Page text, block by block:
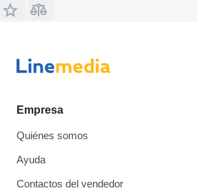
Empresa
Quiénes somos
Ayuda
Contactos del vendedor